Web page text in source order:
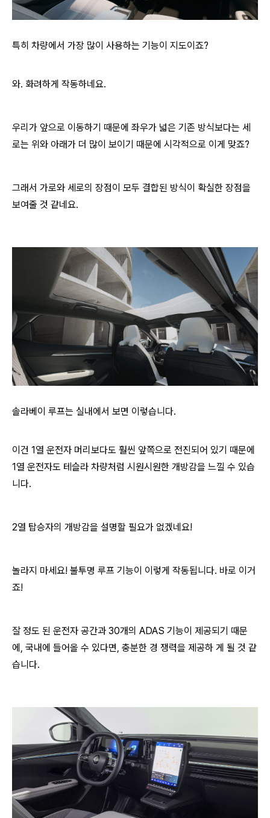
특히 차량에서 가장 많이 사용하는 기능이 지도이죠?
와. 화려하게 작동하네요.
우리가 앞으로 이동하기 때문에 좌우가 넓은 기존 방식보다는 세
로는 위와 아래가 더 많이 보이기 때문에 시각적으로 이게 맞죠?
그래서 가로와 세로의 장점이 모두 결합된 방식이 확실한 장점을
보여줄 것 같네요.
솔라베이 루프는 실내에서 보면 이렇습니다.
이건 1열 운전자 머리보다도 훨씬 앞쪽으로 전진되어 있기 때문에
1열 운전자도 테슬라 차량처럼 시원시원한 개방감을 느낄 수 있습
니다.
2열 탑승자의 개방감을 설명할 필요가 없겠네요!
놀라지 마세요! 불투명 루프 기능이 이렇게 작동됩니다. 바로 이거
죠!
잘 정도 된 운전자 공간과 30개의 ADAS 기능이 제공되기 때문
에, 국내에 들어올 수 있다면, 충분한 경 쟁력을 제공하 게 될 것 같
습니다.